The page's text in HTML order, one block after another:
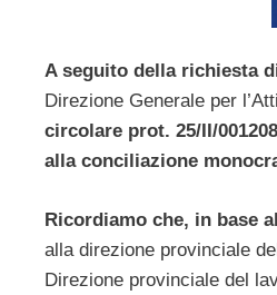
A seguito della richiesta
Direzione Generale per
circolare prot. 25/II/
alla conciliazione
Ricordiamo che, in base
alla direzione provinciale
Direzione provinciale del